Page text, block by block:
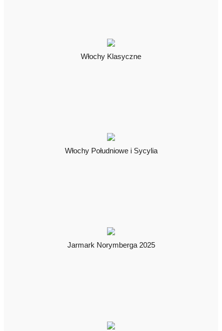
Włochy Klasyczne
Włochy Południowe i Sycylia
Jarmark Norymberga 2025